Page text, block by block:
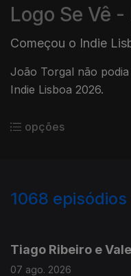
Logo Se Vê -
Começou o Indie
João Torgal não
Indie Lisboa 2026.
opções
1068
Tiago Ribeiro e
07 ago. 2026